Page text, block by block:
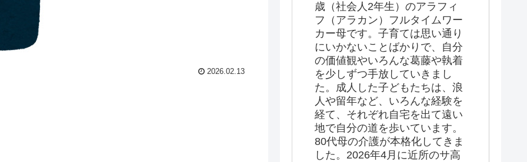
2026.02.13
歳（社会人2年生）のアラフィ
フ（アラカン）フルタイムワー
カー母です。子育ては思い通り
にいかないことばかりで、自分
の価値観やいろんな葛藤や執着
を少しずつ手放していきまし
た。成人した子どもたちは、浪
人や留年など、いろんな経験を
経て、それぞれ自宅を出て遠い
地で自分の道を歩いています。
80代母の介護が本格化してきま
した。2026年4月に近所のサ高